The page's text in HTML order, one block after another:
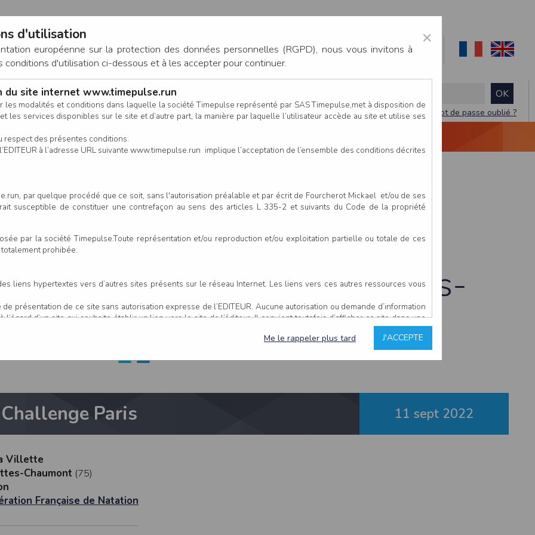
CONNEXION
Mot de passe oublié ?
CALENDRIER RÉSULTATS
Paris à Paris 19 Buttes-
Chaumont
Paris 11 sept 2022
Villette
Chaumont (75)
Française de Natation
×
d'utilisation
européenne sur la protection des données personnelles (RGPD), nous vous invitons à
conditions d'utilisation ci-dessous et à les accepter pour continuer.
du site internet www.timepulse.run
modalités et conditions dans laquelle la société Timepulse représenté par SAS Timepulse,met à disposition de
les services disponibles sur le site et d’autre part, la manière par laquelle l’utilisateur accède au site et utilise ses
respect des présentes conditions.
à l’adresse URL suivante www.timepulse.run implique l’acceptation de l’ensemble des conditions décrites
par quelque procédé que ce soit, sans l'autorisation préalable et par écrit de Fourcherot Mickael et/ou de ses
susceptible de constituer une contrefaçon au sens des articles L 335-2 et suivants du Code de la propriété
par la société Timepulse.Toute représentation et/ou reproduction et/ou exploitation partielle ou totale de ces
prohibée.
liens hypertextes vers d’autres sites présents sur le réseau Internet. Les liens vers ces autres ressources vous
présentation de ce site sans autorisation expresse de l’EDITEUR. Aucune autorisation ou demande d’information
d’un site qui souhaite établir un lien vers le site de l’éditeur. Il convient toutefois d’afficher ce site dans une
l’EDITEUR se réserve le droit de demander la suppression d’un lien qu’il estime non conforme à l’objet du site
dès que ces erreurs sont portées à sa connaissance.
et la pertinence des informations et/ou documents mis à disposition sur ce site.
sur ce site sont susceptibles d’être modifiés à tout moment, et peuvent avoir fait l’objet de mises à jour. En
à jour entre le moment de leur téléchargement et celui où l’utilisateur en prend connaissance.
disponibles sur ce site se fait sous l’entière et seule responsabilité de l’utilisateur, qui assume la totalité des
l’EDITEUR puisse être recherché à ce titre, et sans recours contre ce dernier.
responsable de tout dommage de quelque nature qu’il soit résultant de l’interprétation ou de l’utilisation des
ce site.
24 heures sur 24, 7 jours sur 7, sauf en cas de force majeure ou d’un événement hors du contrôle de l’EDITEUR, et
de maintenance nécessaires au bon fonctionnement du site et des services.
J'ACCEPTE
Me le rappeler plus tard